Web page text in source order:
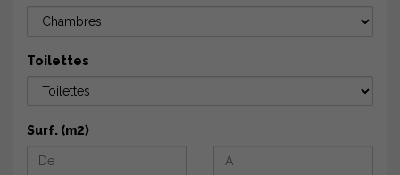
Toilettes
Surf. (m2)